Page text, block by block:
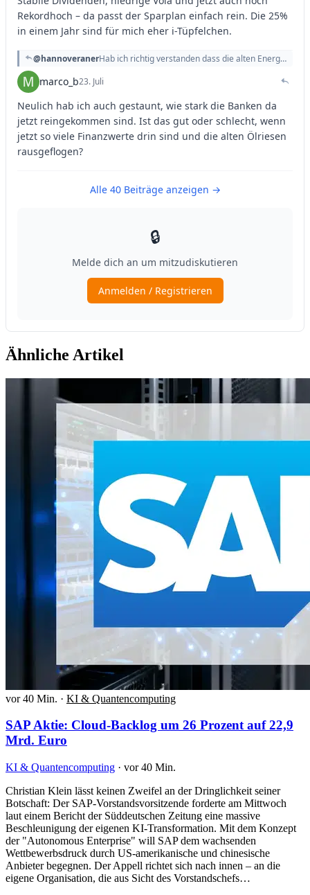
Ähnliche Artikel
vor 40 Min. · KI & Quantencomputing
SAP Aktie: Cloud-Backlog um 26 Prozent auf 22,9
Mrd. Euro
KI & Quantencomputing · vor 40 Min.
Christian Klein lässt keinen Zweifel an der Dringlichkeit seiner
Botschaft: Der SAP-Vorstandsvorsitzende forderte am Mittwoch
laut einem Bericht der Süddeutschen Zeitung eine massive
Beschleunigung der eigenen KI-Transformation. Mit dem Konzept
der "Autonomous Enterprise" will SAP dem wachsenden
Wettbewerbsdruck durch US-amerikanische und chinesische
Anbieter begegnen. Der Appell richtet sich nach innen – an die
eigene Organisation, die aus Sicht des Vorstandschefs…